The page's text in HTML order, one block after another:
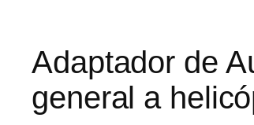
Adaptador de
general a